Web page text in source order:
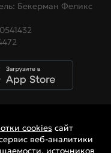
Бекерман Феликс
cookies сайт
веб-аналитики
источников